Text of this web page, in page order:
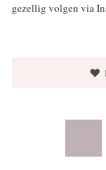
gezellig volgen via